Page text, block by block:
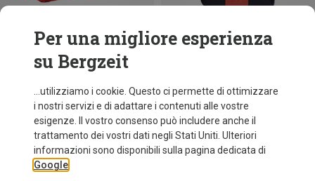
Risparmi 21%
Per una migliore esperienza
su Bergzeit
...utilizziamo i cookie. Questo ci permette di ottimizzare
i nostri servizi e di adattare i contenuti alle vostre
esigenze. Il vostro consenso può includere anche il
trattamento dei vostri dati negli Stati Uniti. Ulteriori
informazioni sono disponibili sulla pagina dedicata di
Google